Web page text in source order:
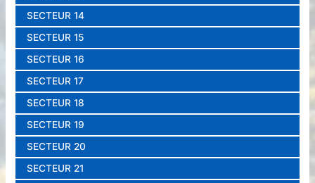
SECTEUR 14
SECTEUR 15
SECTEUR 16
SECTEUR 17
SECTEUR 18
SECTEUR 19
SECTEUR 20
SECTEUR 21